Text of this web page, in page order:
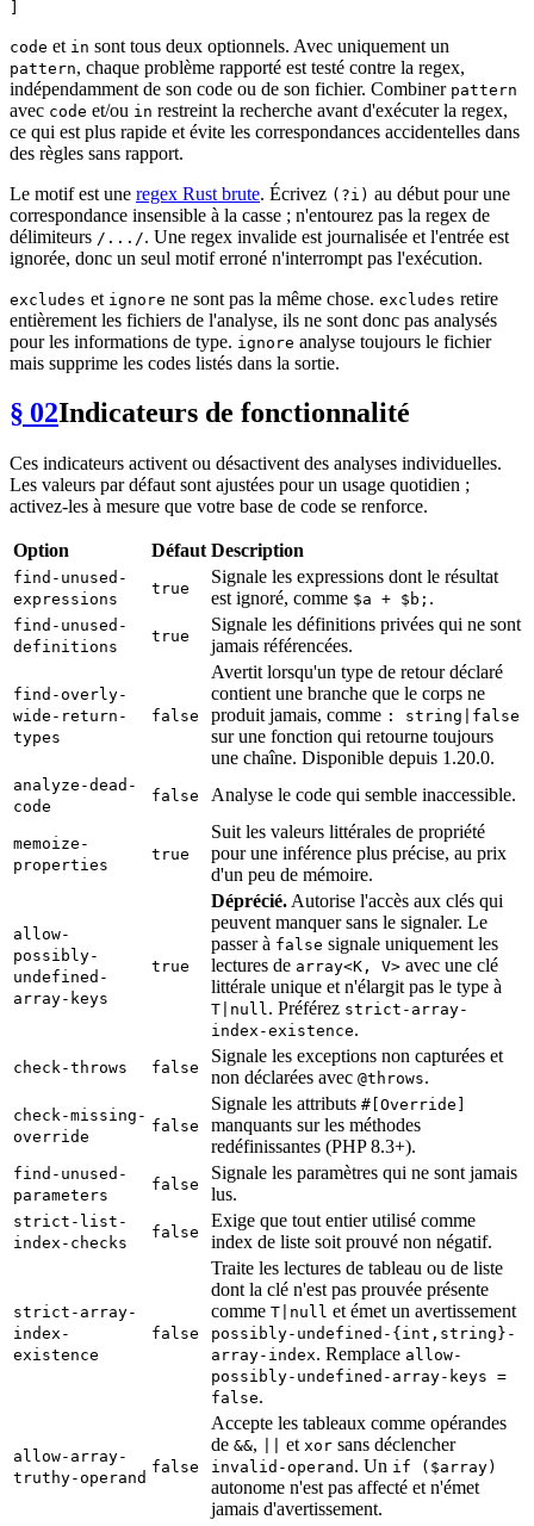
code et in sont tous deux optionnels. Avec uniquement un
pattern, chaque problème rapporté est testé contre la regex,
indépendamment de son code ou de son fichier. Combiner pattern
avec code et/ou in restreint la recherche avant d'exécuter la regex,
ce qui est plus rapide et évite les correspondances accidentelles dans
des règles sans rapport.
Le motif est une regex Rust brute. Écrivez (?i) au début pour une
correspondance insensible à la casse ; n'entourez pas la regex de
délimiteurs /.../. Une regex invalide est journalisée et l'entrée est
ignorée, donc un seul motif erroné n'interrompt pas l'exécution.
excludes et ignore ne sont pas la même chose. excludes retire
entièrement les fichiers de l'analyse, ils ne sont donc pas analysés
pour les informations de type. ignore analyse toujours le fichier
mais supprime les codes listés dans la sortie.
§ 02Indicateurs de fonctionnalité
Ces indicateurs activent ou désactivent des analyses individuelles.
Les valeurs par défaut sont ajustées pour un usage quotidien ;
activez-les à mesure que votre base de code se renforce.
Option Défaut Description
find-unused-
expressions
true
Signale les expressions dont le résultat
est ignoré, comme $a + $b; .
find-unused-
definitions
true
Signale les définitions privées qui ne sont
jamais référencées.
find-overly-
wide-return-
types
false
Avertit lorsqu'un type de retour déclaré
contient une branche que le corps ne
produit jamais, comme : string|false
sur une fonction qui retourne toujours
une chaîne. Disponible depuis 1.20.0.
analyze-dead-
code
false Analyse le code qui semble inaccessible.
memoize-
properties
true
Suit les valeurs littérales de propriété
pour une inférence plus précise, au prix
d'un peu de mémoire.
allow-
possibly-
undefined-
array-keys
true
Déprécié. Autorise l'accès aux clés qui
peuvent manquer sans le signaler. Le
passer à false signale uniquement les
lectures de array<K, V> avec une clé
littérale unique et n'élargit pas le type à
T|null. Préférez strict-array-
index-existence.
check-throws false
Signale les exceptions non capturées et
non déclarées avec @throws.
check-missing-
override
false
Signale les attributs #[Override]
manquants sur les méthodes
redéfinissantes (PHP 8.3+).
find-unused-
parameters
false
Signale les paramètres qui ne sont jamais
lus.
strict-list-
index-checks
false
Exige que tout entier utilisé comme
index de liste soit prouvé non négatif.
strict-array-
index-
existence
false
Traite les lectures de tableau ou de liste
dont la clé n'est pas prouvée présente
comme T|null et émet un avertissement
possibly-undefined-{int,string}-
array-index. Remplace allow-
possibly-undefined-array-keys =
false.
allow-array-
truthy-operand
false
Accepte les tableaux comme opérandes
de &&, et xor sans déclencher
invalid-operand . Un if ($array)
autonome n'est pas affecté et n'émet
jamais d'avertissement.